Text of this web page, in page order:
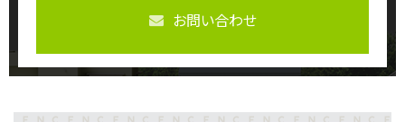
お問い合わせ